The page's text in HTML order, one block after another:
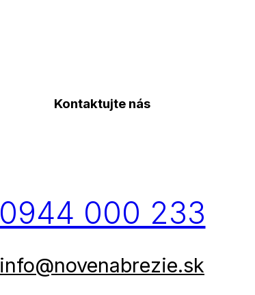
Kontaktujte nás
0944 000 233
info@novenabrezie.sk